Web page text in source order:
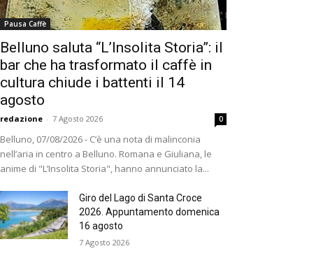
Pausa Caffè
Belluno saluta “L’Insolita Storia”: il
bar che ha trasformato il caffè in
cultura chiude i battenti il 14
agosto
redazione - 7 Agosto 2026 0
Belluno, 07/08/2026 - C’è una nota di malinconia
nell’aria in centro a Belluno. Romana e Giuliana, le
anime di "L’Insolita Storia", hanno annunciato la...
Giro del Lago di Santa Croce
2026. Appuntamento domenica
16 agosto
7 Agosto 2026